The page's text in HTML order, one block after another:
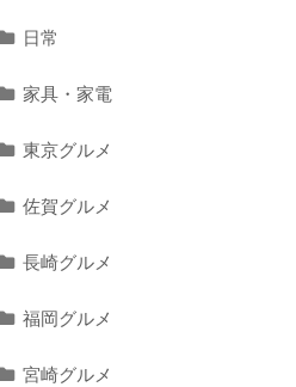
日常
家具・家電
東京グルメ
佐賀グルメ
長崎グルメ
福岡グルメ
宮崎グルメ